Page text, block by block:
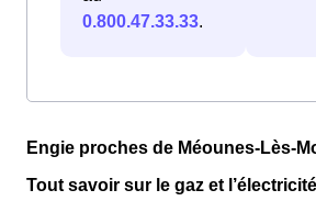
0.800.47.33.33.
Engie proches de Méounes-Lès-
Tout savoir sur le gaz et